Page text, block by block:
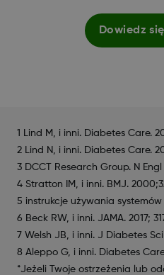
Dowiedz
1 Lind M, i inni. Diabetes Care.
2 Lind N, i inni. Diabetes Care.
3 DCCT Research Group. N
4 Stratton IM, i inni. BMJ.
5 instrukcje używania systemów
6 Beck RW, i inni. JAMA. 2017;
7 Welsh JB, i inni. J Diabetes Sci
8 Aleppo G, i inni. Diabetes
*Jeżeli Twoje ostrzeżenia lub